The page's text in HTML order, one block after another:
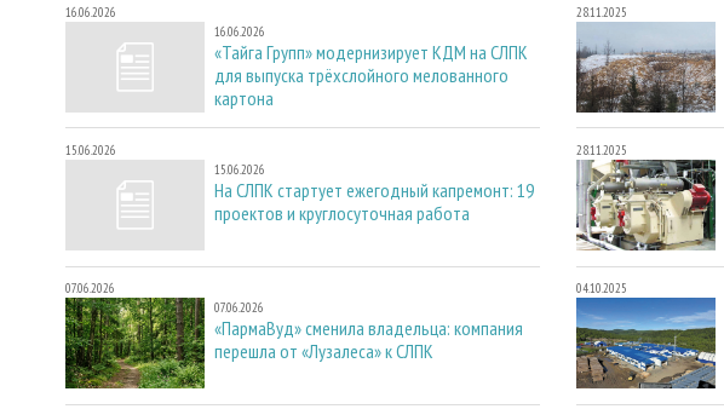
16.06.2026
16.06.2026
«Тайга Групп» модернизирует КДМ на СЛПК
для выпуска трёхслойного мелованного
картона
15.06.2026
15.06.2026
На СЛПК стартует ежегодный капремонт: 19
проектов и круглосуточная работа
07.06.2026
07.06.2026
«ПармаВуд» сменила владельца: компания
перешла от «Лузалеса» к СЛПК
28.11.2025
28.11.2025
04.10.2025